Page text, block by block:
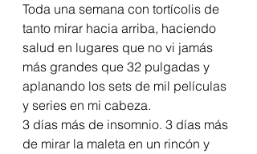
Toda una semana con tortícolis de
tanto mirar hacia arriba, haciendo
salud en lugares que no vi jamás
más grandes que 32 pulgadas y
aplanando los sets de mil películas
y series en mi cabeza.
3 días más de insomnio. 3 días más
de mirar la maleta en un rincón y